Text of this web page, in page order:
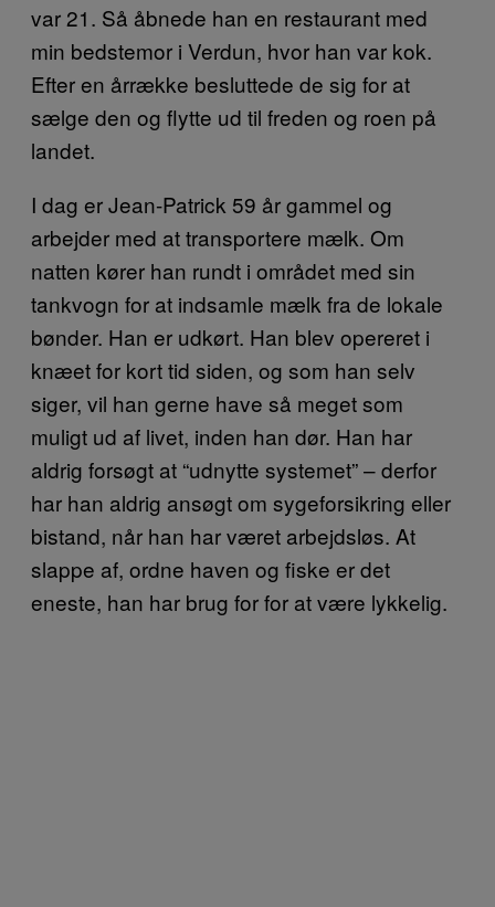
var 21. Så åbnede han en restaurant med
min bedstemor i Verdun, hvor han var kok.
Efter en årrække besluttede de sig for at
sælge den og flytte ud til freden og roen på
landet.
I dag er Jean-Patrick 59 år gammel og
arbejder med at transportere mælk. Om
natten kører han rundt i området med sin
tankvogn for at indsamle mælk fra de lokale
bønder. Han er udkørt. Han blev opereret i
knæet for kort tid siden, og som han selv
siger, vil han gerne have så meget som
muligt ud af livet, inden han dør. Han har
aldrig forsøgt at “udnytte systemet” – derfor
har han aldrig ansøgt om sygeforsikring eller
bistand, når han har været arbejdsløs. At
slappe af, ordne haven og fiske er det
eneste, han har brug for for at være lykkelig.